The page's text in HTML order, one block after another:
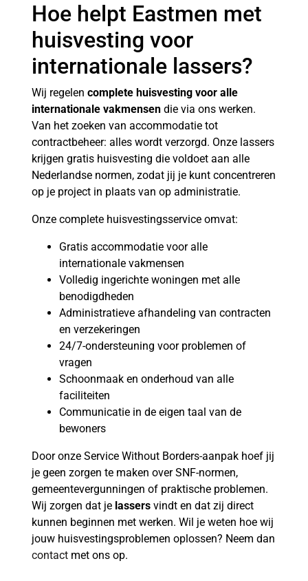
Hoe helpt Eastmen met
huisvesting voor
internationale lassers?
Wij regelen complete huisvesting voor alle
internationale vakmensen die via ons werken.
Van het zoeken van accommodatie tot
contractbeheer: alles wordt verzorgd. Onze lassers
krijgen gratis huisvesting die voldoet aan alle
Nederlandse normen, zodat jij je kunt concentreren
op je project in plaats van op administratie.
Onze complete huisvestingsservice omvat:
Gratis accommodatie voor alle
internationale vakmensen
Volledig ingerichte woningen met alle
benodigdheden
Administratieve afhandeling van contracten
en verzekeringen
24/7-ondersteuning voor problemen of
vragen
Schoonmaak en onderhoud van alle
faciliteiten
Communicatie in de eigen taal van de
bewoners
Door onze Service Without Borders-aanpak hoef jij
je geen zorgen te maken over SNF-normen,
gemeentevergunningen of praktische problemen.
Wij zorgen dat je lassers vindt en dat zij direct
kunnen beginnen met werken. Wil je weten hoe wij
jouw huisvestingsproblemen oplossen? Neem dan
contact met ons op.